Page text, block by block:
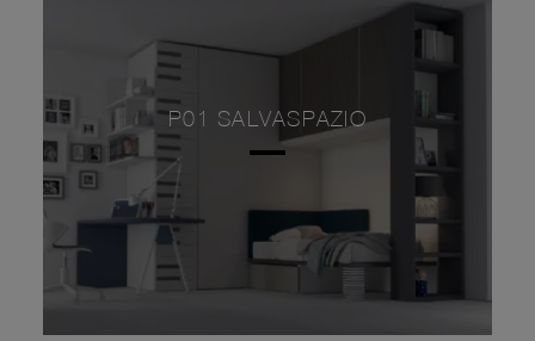
P01 SALVASPAZIO